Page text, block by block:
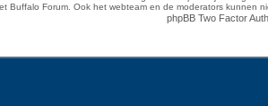
Buffalo Forum. Ook het webteam en de moderators kunnen
phpBB Two Factor